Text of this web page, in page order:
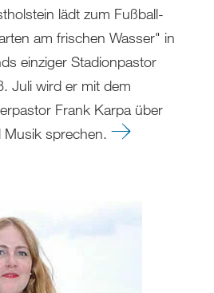
lädt zum Fußball-
am frischen Wasser" in
einziger Stadionpastor
Juli wird er mit dem
Frank Karpa über
sprechen.